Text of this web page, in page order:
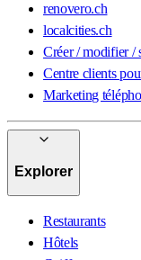
renovero.ch
localcities.ch
Créer / modifier /
Centre clients
Marketing
Explorer
Restaurants
Hôtels